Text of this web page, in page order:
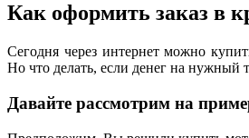
Как оформить заказ в
Сегодня через интернет можно
Но что делать, если денег на нужный
Давайте рассмотрим на